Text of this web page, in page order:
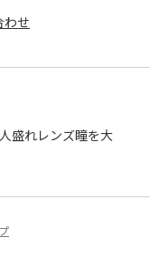
わせ
盛れレンズ瞳を大